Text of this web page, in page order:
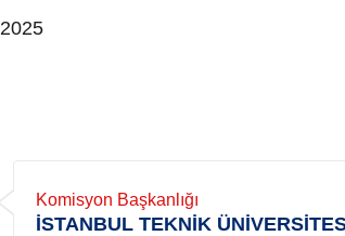
2025
Komisyon Başkanlığı
İSTANBUL TEKNİK